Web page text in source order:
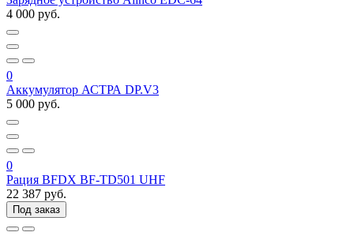
4 000 руб.
0
Аккумулятор АСТРА DP.V3
5 000 руб.
0
Рация BFDX BF-TD501 UHF
22 387 руб.
Под заказ